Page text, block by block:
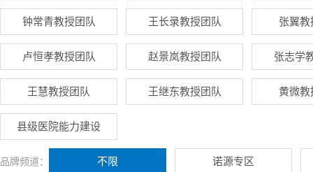
钟常青教授团队 王长录教授团队 张翼
卢恒孝教授团队 赵景岚教授团队 张志学
王慧教授团队 王继东教授团队 黄微教
县级医院能力建设
品牌频道： 不限 诺源专区